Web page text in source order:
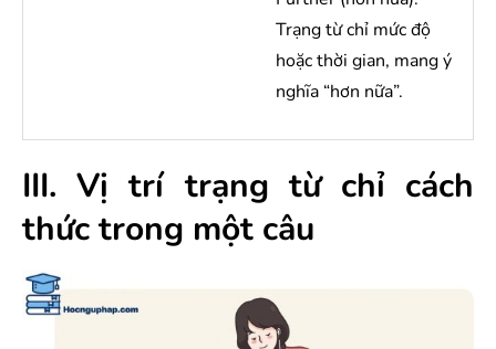
Trạng từ chỉ mức độ
hoặc thời gian, mang ý
nghĩa “hơn nữa”.
III. Vị trí trạng từ chỉ cách
thức trong một câu